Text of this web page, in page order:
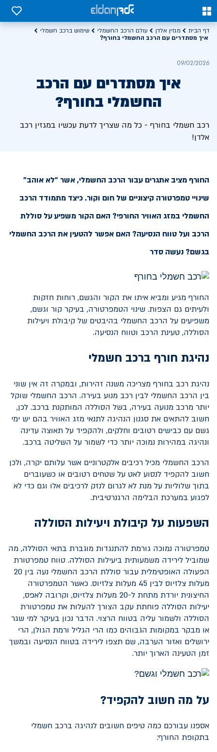
0
0
דף הבית מגזין אלדן עולם הרכב החשמלי
שימוש ברכב חשמלי
איך מסתדרים עם הרכב החשמלי בחורף?
09/02/2026
איך מסתדרים עם הרכב
החשמלי בחורף?
רכב חשמלי בחורף - כל מה שצריך לדעת עכשיו במגזין רכב
אלדן!
החורף מציב אתגרים עבור הרכב החשמלי, אשר "לא אוהב"
שינויי טמפרטורה קיצוניים של חום וקור. כיצד מתמודד הרכב
החשמלי במזג האוויר החורפי? האם הקור משפיע על סוללת
הרכב ועל טווח הנסיעה? האם אפשר להטעין את הרכב החשמלי
בגשם? נעשה סדר
החורף מגיע ומביא איתו את הקור והגשם, רוחות חזקות
ולעיתים גם הצפות. שינוי הטמפרטורה, בעיקר קור וגשם,
משפיעים על הרכב החשמלי בהיבטים של קיבולת ויעילות
הסוללה, טעינת הרכב וטווח הנסיעה.
נהיגת חורף ברכב חשמלי
נהיגת רכב בחורף מצריכה משנה זהירות, ובמקרה זה אין שוני
בין הרכב החשמלי לבין רכב מנוע בעירה. הרכב החשמלי שוקל
יותר מרכב מנועה בעירה, בשל הסוללה המותקנת ברכב. לכן,
חשוב להתאים את סגנון הנהיגה לתנאי מזג האוויר בהם יש ימי
גשם עם כבישים רטובים וחלקים, ולהקפיד על תאוצה עדינה
ונהיגה במהירות נמוכה יותר כדי לשמור על השליטה ברכב.
הרכב החשמלי מכיל רכיבים אלקטרוניים אשר עלותם יקרה, ולכן
חשוב להקפיד לנסוע לאט על שטחים רטובים או כשעוברים
בתוך שלוליות על מנת לא לגרום לנזק לרכיבים אלו וגם כדי לא
לפגוע במערכת הבלימה הרגנרטיבית.
השפעות על קיבולת ויעילות הסוללה
טמפרטורה נמוכה גורמת להתנגדות מוגברת בתאי הסוללה, מה
שמוביל לירידה משמעותית ביעילות הסוללה. טווח טמפרטורת
הפעולה האופטימלית עבור סוללת הרכב החשמלי נעה בין 20
מעלות צלזיוס לבין 45 מעלות צלזיוס. כאשר הטמפרטורה
החיצונית יורדת מתחת ל-20 מעלות צלזיוס, וקרובה לאפס,
יעילות הסוללה פוחתת עקב הצורך להעלות את טמפרטורת
הסוללה ולשמור עליה בטווח הרצוי. הדבר נכון בעיקר למי שגר
או מבקר במקומות הגבוהים כמו הרי הגליל ורמת הגולן, הרי
ירושלים ואזור הערבה, שם תצפו לירידה בטווח הנסיעה ובמשך
זמן הטעינה הארוך יותר.
על מה חשוב להקפיד?
אספנו עבורכם כמה טיפים חשובים לנהיגה ברכב חשמלי
בתקופת החורף: